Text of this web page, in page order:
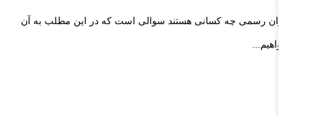
رسمی چه کسانی هستند سوالی است که در این مطلب به آن
خواهیم...